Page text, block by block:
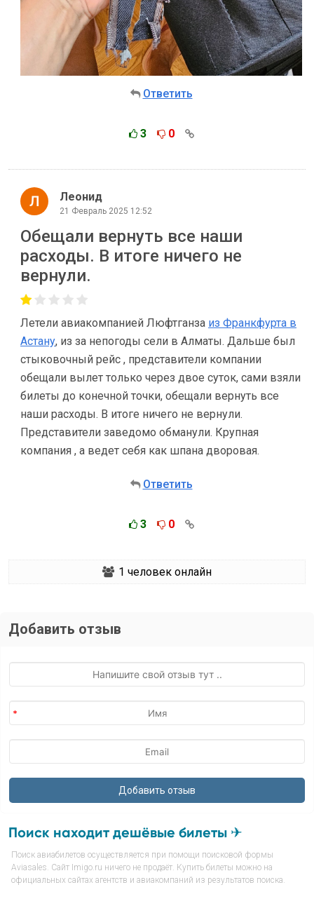
Ответить
3 0
Леонид
21 Февраль 2025 12:52
Обещали вернуть все наши
расходы. В итоге ничего не
вернули.
Летели авиакомпанией Люфтганза из Франкфурта в
Астану, из за непогоды сели в Алматы. Дальше был
стыковочный рейс , представители компании
обещали вылет только через двое суток, сами взяли
билеты до конечной точки, обещали вернуть все
наши расходы. В итоге ничего не вернули.
Представители заведомо обманули. Крупная
компания , а ведет себя как шпана дворовая.
Ответить
3 0
1 человек онлайн
Добавить отзыв
Поиск находит дешёвые билеты ✈
Поиск авиабилетов осуществляется при помощи поисковой формы
Aviasales. Сайт Imigo.ru ничего не продаёт. Купить билеты можно на
официальных сайтах агентств и авиакомпаний из результатов поиска.